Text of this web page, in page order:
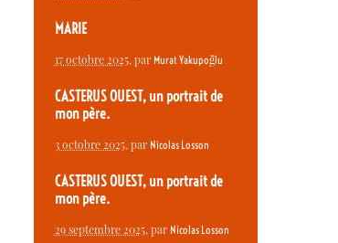
MARIE
17 octobre 2025, par Murat Yakupoğlu
CASTERUS OUEST, un portrait de
mon père.
3 octobre 2025, par Nicolas Losson
CASTERUS OUEST, un portrait de
mon père.
29 septembre 2025, par Nicolas Losson